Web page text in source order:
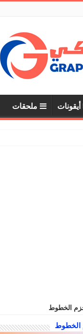
أيقونات ملحقات
الخطوط
الخطوط